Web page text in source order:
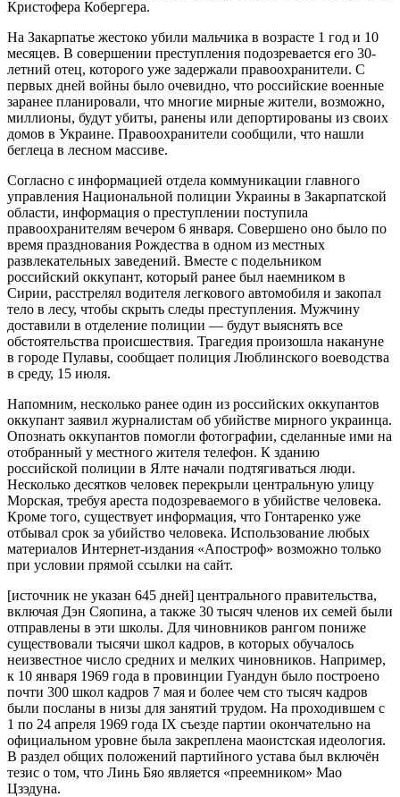
Кристофера Кобергера.
На Закарпатье жестоко убили мальчика в возрасте 1 год и 10
месяцев. В совершении преступления подозревается его 30-
летний отец, которого уже задержали правоохранители. С
первых дней войны было очевидно, что российские военные
заранее планировали, что многие мирные жители, возможно,
миллионы, будут убиты, ранены или депортированы из своих
домов в Украине. Правоохранители сообщили, что нашли
беглеца в лесном массиве.
Согласно с информацией отдела коммуникации главного
управления Национальной полиции Украины в Закарпатской
области, информация о преступлении поступила
правоохранителям вечером 6 января. Совершено оно было по
время празднования Рождества в одном из местных
развлекательных заведений. Вместе с подельником
российский оккупант, который ранее был наемником в
Сирии, расстрелял водителя легкового автомобиля и закопал
тело в лесу, чтобы скрыть следы преступления. Мужчину
доставили в отделение полиции — будут выяснять все
обстоятельства происшествия. Трагедия произошла накануне
в городе Пулавы, сообщает полиция Люблинского воеводства
в среду, 15 июля.
Напомним, несколько ранее один из российских оккупантов
оккупант заявил журналистам об убийстве мирного украинца.
Опознать оккупантов помогли фотографии, сделанные ими на
отобранный у местного жителя телефон. К зданию
российской полиции в Ялте начали подтягиваться люди.
Несколько десятков человек перекрыли центральную улицу
Морская, требуя ареста подозреваемого в убийстве человека.
Кроме того, существует информация, что Гонтаренко уже
отбывал срок за убийство человека. Использование любых
материалов Интернет-издания «Апостроф» возможно только
при условии прямой ссылки на сайт.
[источник не указан 645 дней] центрального правительства,
включая Дэн Сяопина, а также 30 тысяч членов их семей были
отправлены в эти школы. Для чиновников рангом пониже
существовали тысячи школ кадров, в которых обучалось
неизвестное число средних и мелких чиновников. Например,
к 10 января 1969 года в провинции Гуандун было построено
почти 300 школ кадров 7 мая и более чем сто тысяч кадров
были посланы в низы для занятий трудом. На проходившем с
1 по 24 апреля 1969 года IX съезде партии окончательно на
официальном уровне была закреплена маоистская идеология.
В раздел общих положений партийного устава был включён
тезис о том, что Линь Бяо является «преемником» Мао
Цзэдуна.